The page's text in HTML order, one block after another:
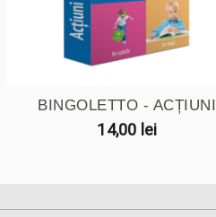
BINGOLETTO - ACȚIUNI
14,00 lei